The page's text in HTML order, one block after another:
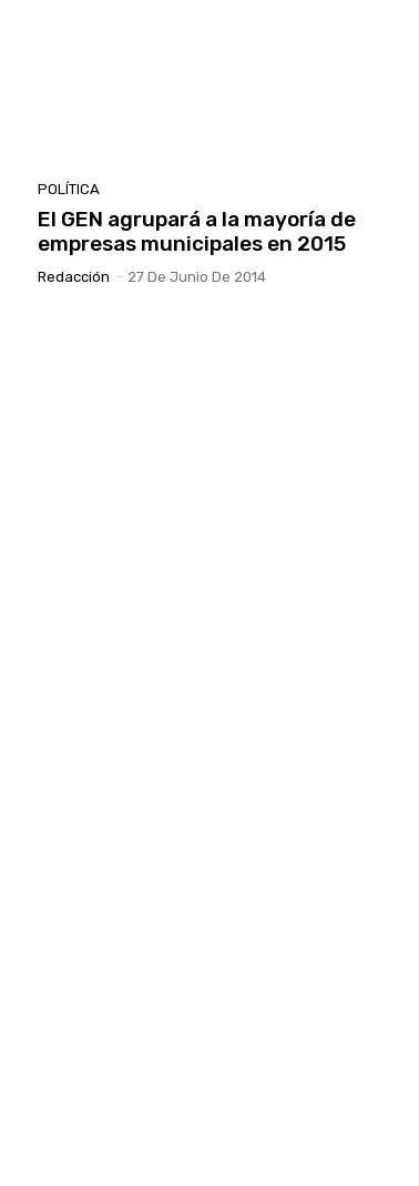
POLÍTICA
El GEN agrupará a la mayoría de
empresas municipales en 2015
Redacción - 27 De Junio De 2014